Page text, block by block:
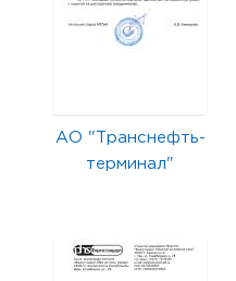
АО "Транснефть-
терминал"